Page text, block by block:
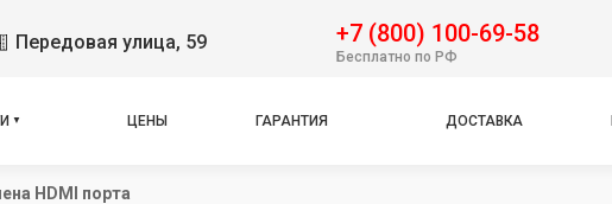
Передовая улица, 59 +7 (800) 100-69-58
Бесплатно по РФ
ЦЕНЫ ГАРАНТИЯ ДОСТАВКА
HDMI порта